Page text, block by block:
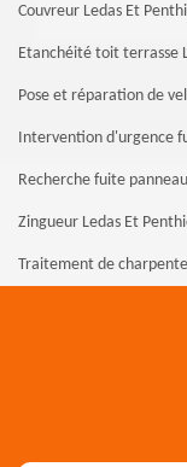
Couvreur Ledas Et
Etanchéité toit terrasse
Pose et réparation de
Intervention d'urgence
Recherche fuite
Zingueur Ledas Et
Traitement de